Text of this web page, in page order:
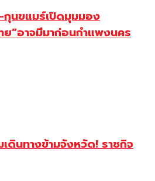
กุนขแมร์เปิดมุมมอง
ย”อาจมีมาก่อนกำแพงนคร
เดินทางข้ามจังหวัด! ราชกิจ